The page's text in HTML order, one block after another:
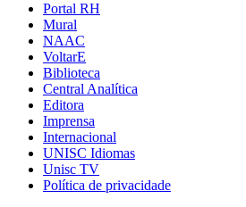
Portal RH
Mural
NAAC
VoltarE
Biblioteca
Central Analítica
Editora
Imprensa
Internacional
UNISC Idiomas
Unisc TV
Política de privacidade